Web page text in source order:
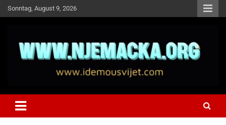
Skip
to
Sonntag, August 9, 2026
Idemo u Svijet-Njemacka!